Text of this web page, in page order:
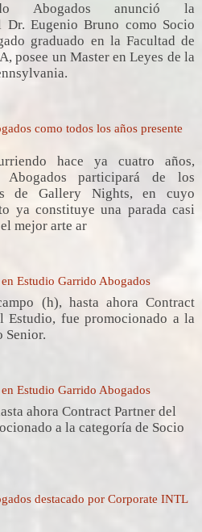
Abogados anunció la
Dr. Eugenio Bruno como Socio
graduado en la Facultad de
posee un Master en Leyes de la
como todos los años presente
hace ya cuatro años,
Abogados participará de los
de Gallery Nights, en cuyo
ya constituye una parada casi
mejor arte ar
Estudio Garrido Abogados
(h), hasta ahora Contract
Estudio, fue promocionado a la
Senior.
Estudio Garrido Abogados
ahora Contract Partner del
a la categoría de Socio
destacado por Corporate INTL